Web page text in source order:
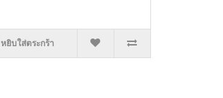
หยิบใส่ตระกร้า